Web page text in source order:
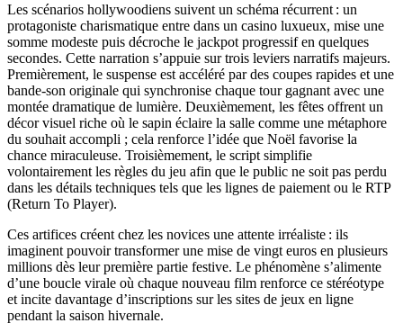
Les scénarios hollywoodiens suivent un schéma récurrent : un
protagoniste charismatique entre dans un casino luxueux, mise une
somme modeste puis décroche le jackpot progressif en quelques
secondes. Cette narration s’appuie sur trois leviers narratifs majeurs.
Premièrement, le suspense est accéléré par des coupes rapides et une
bande‑son originale qui synchronise chaque tour gagnant avec une
montée dramatique de lumière. Deuxièmement, les fêtes offrent un
décor visuel riche où le sapin éclaire la salle comme une métaphore
du souhait accompli ; cela renforce l’idée que Noël favorise la
chance miraculeuse. Troisièmement, le script simplifie
volontairement les règles du jeu afin que le public ne soit pas perdu
dans les détails techniques tels que les lignes de paiement ou le RTP
(Return To Player).
Ces artifices créent chez les novices une attente irréaliste : ils
imaginent pouvoir transformer une mise de vingt euros en plusieurs
millions dès leur première partie festive. Le phénomène s’alimente
d’une boucle virale où chaque nouveau film renforce ce stéréotype
et incite davantage d’inscriptions sur les sites de jeux en ligne
pendant la saison hivernale.